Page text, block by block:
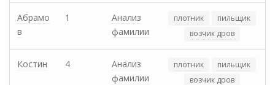
Абрамо
в
1
Анализ
фамилии
плотник
пильщик
возчик дров
Костин 4
Анализ
фамилии
плотник
пильщик
возчик дров